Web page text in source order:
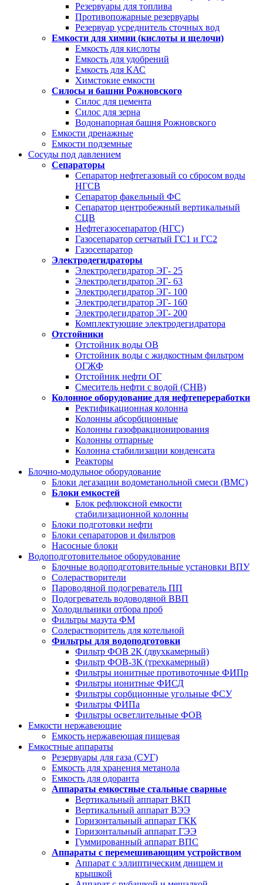
Резервуары для топлива
Противопожарные резервуары
Резервуар усреднитель сточных вод
Емкости для химии (кислоты и щелочи)
Емкость для кислоты
Емкость для удобрений
Емкость для КАС
Химстокие емкости
Силосы и башни Рожновского
Силос для цемента
Силос для зерна
Водонапорная башня Рожновского
Емкости дренажные
Емкости подземные
Сосуды под давлением
Сепараторы
Сепаратор нефтегазовый со сбросом воды
НГСВ
Сепаратор факельный ФС
Сепаратор центробежный вертикальный
СЦВ
Нефтегазосепаратор (НГС)
Газосепаратор сетчатый ГС1 и ГС2
Газосепаратор
Электродегидраторы
Электродегидратор ЭГ- 25
Электродегидратор ЭГ- 63
Электродегидратор ЭГ- 100
Электродегидратор ЭГ- 160
Электродегидратор ЭГ- 200
Комплектующие электродегидратора
Отстойники
Отстойник воды ОВ
Отстойник воды с жидкостным фильтром
ОГЖФ
Отстойник нефти ОГ
Смеситель нефти с водой (СНВ)
Колонное оборудование для нефтепереработки
Ректификационная колонна
Колонны абсорбционные
Колонны газофракционирования
Колонны отпарные
Колонна стабилизации конденсата
Реакторы
Блочно-модульное оборудование
Блоки дегазации водометанольной смеси (BMC)
Блоки емкостей
Блок рефлюксной емкости
стабилизационной колонны
Блоки подготовки нефти
Блоки сепараторов и фильтров
Насосные блоки
Водоподготовительное оборудование
Блочные водоподготовительные установки ВПУ
Солерастворители
Пароводяной подогреватель ПП
Подогреватель водоводяной ВВП
Холодильники отбора проб
Фильтры мазута ФМ
Солерастворитель для котельной
Фильтры для водоподготовки
Фильтр ФОВ 2К (двухкамерный)
Фильтр ФОВ-3К (трехкамерный)
Фильтры ионитные противоточные ФИПр
Фильтры ионитные ФИСД
Фильтры сорбционные угольные ФСУ
Фильтры ФИПа
Фильтры осветлительные ФОВ
Емкости нержавеющие
Емкость нержавеющая пищевая
Емкостные аппараты
Резервуары для газа (СУГ)
Емкость для хранения метанола
Емкость для одоранта
Аппараты емкостные стальные сварные
Вертикальный аппарат ВКП
Вертикальный аппарат ВЭЭ
Горизонтальный аппарат ГКК
Горизонтальный аппарат ГЭЭ
Гуммированный аппарат ВПС
Аппараты с перемешивающим устройством
Аппарат с эллиптическим днищем и
крышкой